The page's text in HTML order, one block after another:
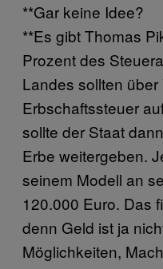
**Gar keine Idee?
**Es gibt Thomas
Prozent des
Landes sollten
Erbschaftssteuer
sollte der Staat
Erbe weitergeben.
seinem Modell an
120.000 Euro. Das
denn Geld ist ja
Möglichkeiten,